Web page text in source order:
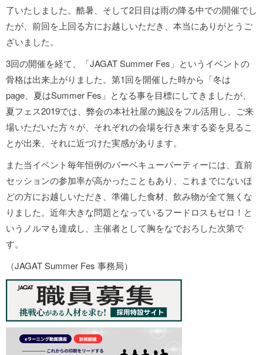
了いたしました。酷暑、そして2日目は雨の降る中での開催でし
たが、前回を上回る方にお越しいただき、本当にありがとうご
ざいました。
3回の開催を経て、「JAGAT Summer Fes」というイベントの
骨格は出来上がりました。第1回を開催した時から「冬は
page、夏はSummer Fes」となる事を目標にしてきましたが、
夏フェス2019では、弊会の本社社屋の施設をフル活用し、ご来
場いただいた方々が、それぞれの会場を行き来する姿を見るこ
とが出来、それに近づけた実感があります。
また当イベント毎年恒例のバーベキューパーティーには、直前
セッションの参加率が高かったこともあり、これまでにないほ
どの方にお越しいただき、準備した食材、飲み物が全て無くな
りました。近年大きな問題となっているフードロスもゼロ！と
いうノルマも達成し、主催者として胸をなでおろした次第で
す。
（JAGAT Summer Fes 事務局）